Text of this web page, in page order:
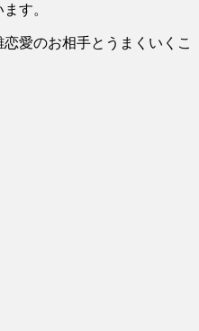
す。
愛のお相手とうまくいくこ